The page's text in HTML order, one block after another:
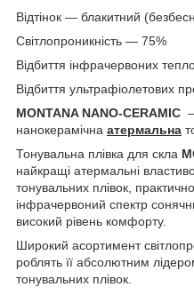
Відтінок — блакитний
Світлопроникність — 75%
Відбиття інфрачервоних
Відбиття ультрафіолетових
MONTANA NANO-CERAMIC
нанокерамічна атермальна
Тонувальна плівка для скла
найкращі атермальні
тонувальних плівок,
інфрачервоний спектр
високий рівень комфорту.
Широкий асортимент
роблять її абсолютним
тонувальних плівок.